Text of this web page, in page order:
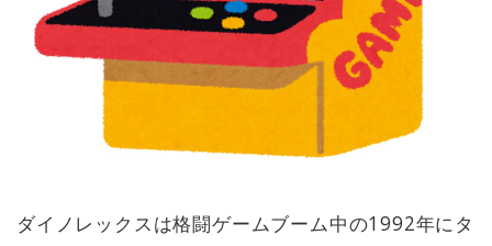
ダイノレックスは格闘ゲームブーム中の1992年にタ